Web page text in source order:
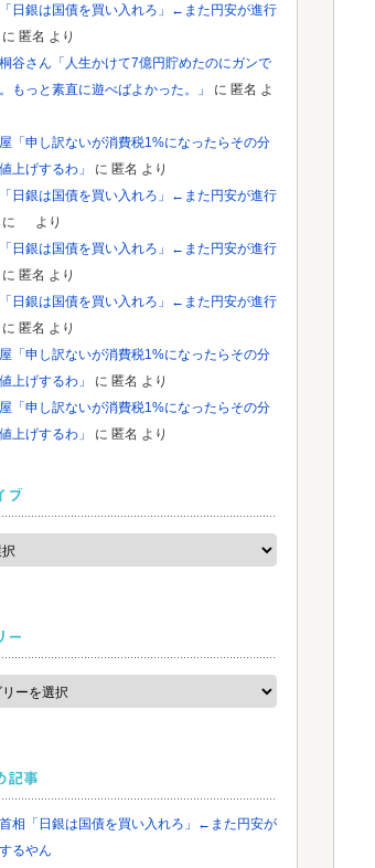
日銀は国債を買い入れろ」←また円安が進行
に 匿名 より
桐谷さん「人生かけて7億円貯めたのにガンで
もっと素直に遊べばよかった。」
に 匿名 よ
「申し訳ないが消費税1%になったらその分
上げするわ」
に 匿名 より
日銀は国債を買い入れろ」←また円安が進行
に
より
日銀は国債を買い入れろ」←また円安が進行
に 匿名 より
日銀は国債を買い入れろ」←また円安が進行
に 匿名 より
「申し訳ないが消費税1%になったらその分
上げするわ」
に 匿名 より
「申し訳ないが消費税1%になったらその分
上げするわ」
に 匿名 より
ブ
ー
記事
相「日銀は国債を買い入れろ」←また円安が
るやん